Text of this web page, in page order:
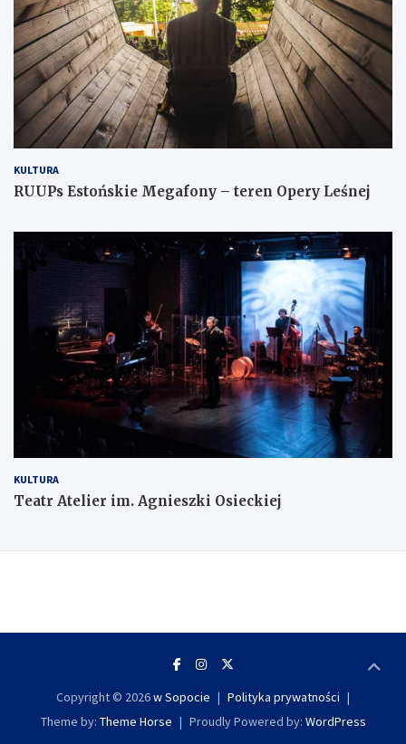
KULTURA
RUUPs Estońskie Megafony – teren Opery Leśnej
KULTURA
Teatr Atelier im. Agnieszki Osieckiej
Copyright © 2026w Sopocie
Polityka prywatności
Theme by: Theme Horse Proudly Powered by: WordPress